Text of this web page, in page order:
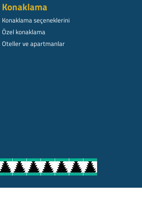
Konaklama
Konaklama seçeneklerini
Özel konaklama
Oteller ve apartmanlar